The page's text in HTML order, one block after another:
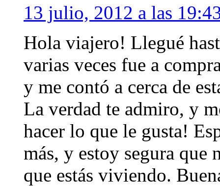
13 julio, 2012 a las
Hola viajero! Llegué
varias veces fue a
y me contó a cerca de
La verdad te admiro, y
hacer lo que le gusta!
más, y estoy segura
que estás viviendo.